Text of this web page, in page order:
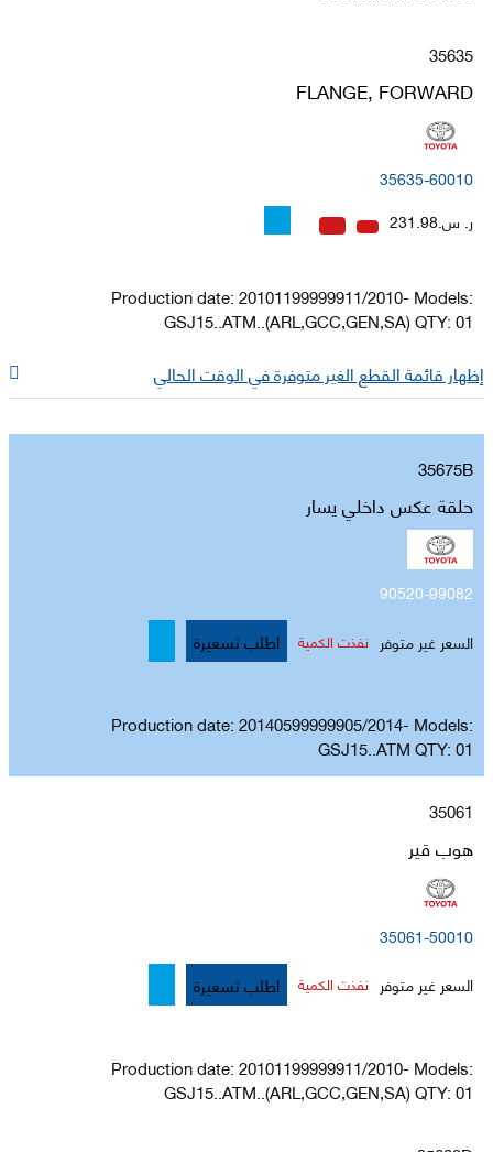
35635
FLANGE, FORWARD
35635-60010
ر. س.231.98
Production date: 20101199999911/2010- Models:
GSJ15..ATM..(ARL,GCC,GEN,SA) QTY: 01
إظهار قائمة القطع الغير متوفرة في الوقت الحالي
35675B
حلقة عكس داخلي يسار
90520-99082
السعر غير متوفر نفذت الكمية اطلب تسعيرة
Production date: 20140599999905/2014- Models:
GSJ15..ATM QTY: 01
35061
هوب قير
35061-50010
السعر غير متوفر نفذت الكمية اطلب تسعيرة
Production date: 20101199999911/2010- Models:
GSJ15..ATM..(ARL,GCC,GEN,SA) QTY: 01